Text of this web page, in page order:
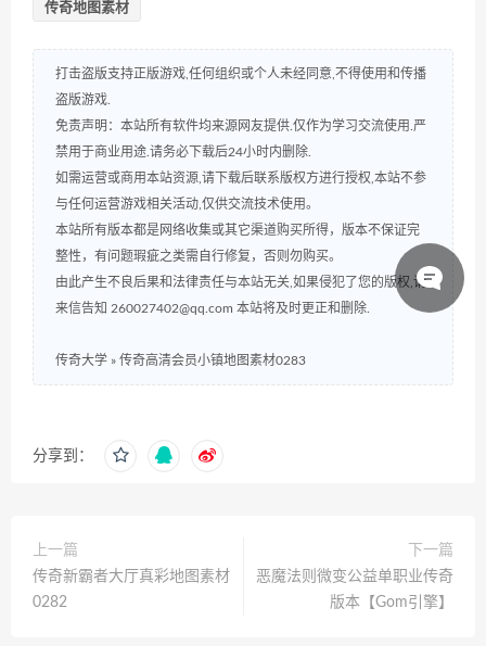
传奇地图素材
打击盗版支持正版游戏,任何组织或个人未经同意,不得使用和传播
盗版游戏.
免责声明：本站所有软件均来源网友提供.仅作为学习交流使用.严
禁用于商业用途.请务必下载后24小时内删除.
如需运营或商用本站资源,请下载后联系版权方进行授权,本站不参
与任何运营游戏相关活动,仅供交流技术使用。
本站所有版本都是网络收集或其它渠道购买所得，版本不保证完
整性，有问题瑕疵之类需自行修复，否则勿购买。
由此产生不良后果和法律责任与本站无关,如果侵犯了您的版权,请
来信告知 260027402@qq.com 本站将及时更正和删除.
传奇大学 » 传奇高清会员小镇地图素材0283
分享到：
上一篇
传奇新霸者大厅真彩地图素材
0282
下一篇
恶魔法则微变公益单职业传奇
版本【Gom引擎】